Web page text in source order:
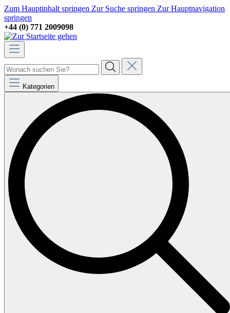
Zum Hauptinhalt springen Zur Suche springen Zur Hauptnavigation
springen
+44 (0) 771 2009098
Kategorien